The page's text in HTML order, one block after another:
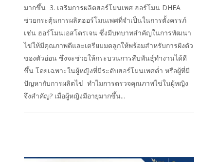
มากขึ้น 3. เสริมการผลิตฮอร์โมนเพศ ฮอร์โมน DHEA
ช่วยกระตุ้นการผลิตฮอร์โมนเพศที่จำเป็นในการตั้งครรภ์
เช่น ฮอร์โมนเอสโตรเจน ซึ่งมีบทบาทสำคัญในการพัฒนา
ไข่ให้มีคุณภาพดีและเตรียมมดลูกให้พร้อมสำหรับการฝังตัว
ของตัวอ่อน ซึ่งจะช่วยให้กระบวนการสืบพันธุ์ทำงานได้ดี
ขึ้น โดยเฉพาะในผู้หญิงที่มีระดับฮอร์โมนเพศต่ำ หรือผู้ที่มี
ปัญหากับการผลิตไข่ ทำไมการตรวจคุณภาพไข่ในผู้หญิง
จึงสำคัญ? เมื่อผู้หญิงมีอายุมากขึ้น...